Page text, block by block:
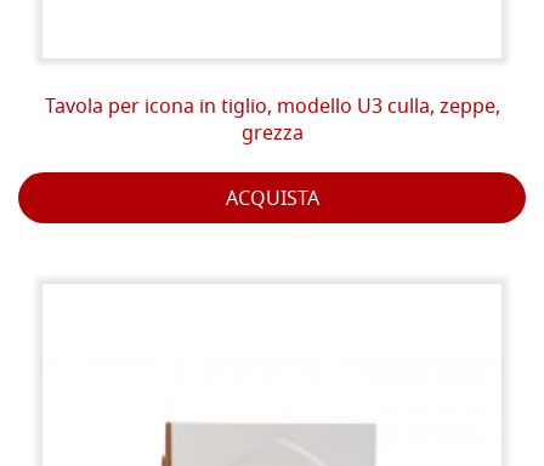
Tavola per icona in tiglio, modello U3 culla, zeppe,
grezza
ACQUISTA